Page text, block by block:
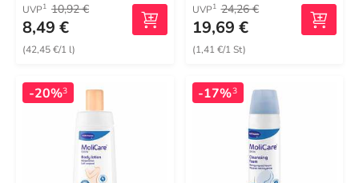
UVP1 10,92 €
8,49 €
(42,45 €/1 l)
UVP1 24,26 €
19,69 €
(1,41 €/1 St)
-20%3 -17%3